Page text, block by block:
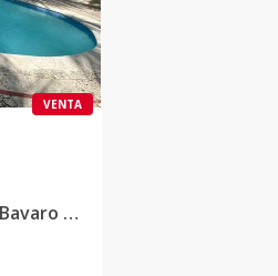
VENTA
Apartamento en Costa Bavaro Beach Resort, Bavaro Punta Cana